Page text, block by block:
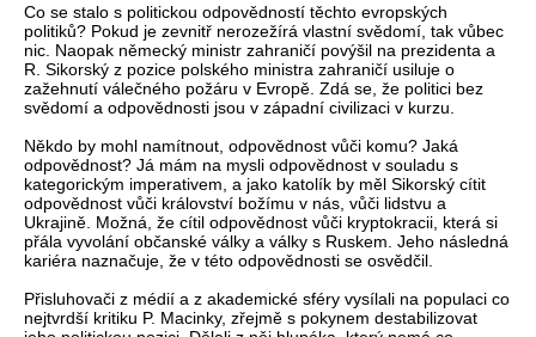
Co se stalo s politickou odpovědností těchto evropských
politiků? Pokud je zevnitř nerozežírá vlastní svědomí, tak vůbec
nic. Naopak německý ministr zahraničí povýšil na prezidenta a
R. Sikorský z pozice polského ministra zahraničí usiluje o
zažehnutí válečného požáru v Evropě. Zdá se, že politici bez
svědomí a odpovědnosti jsou v západní civilizaci v kurzu.
Někdo by mohl namítnout, odpovědnost vůči komu? Jaká
odpovědnost? Já mám na mysli odpovědnost v souladu s
kategorickým imperativem, a jako katolík by měl Sikorský cítit
odpovědnost vůči království božímu v nás, vůči lidstvu a
Ukrajině. Možná, že cítil odpovědnost vůči kryptokracii, která si
přála vyvolání občanské války a války s Ruskem. Jeho následná
kariéra naznačuje, že v této odpovědnosti se osvědčil.
Přisluhovači z médií a z akademické sféry vysílali na populaci co
nejtvrdší kritiku P. Macinky, zřejmě s pokynem destabilizovat